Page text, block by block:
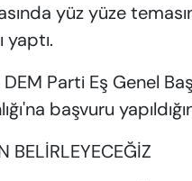
yüz yüze
yaptı.
Parti Eş Genel
başvuru
BELİRLEYECEĞİZ